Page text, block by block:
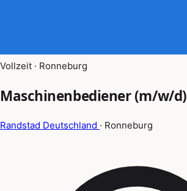
Vollzeit · Ronneburg
Maschinenbediener (m/w/d)
Randstad Deutschland · Ronneburg